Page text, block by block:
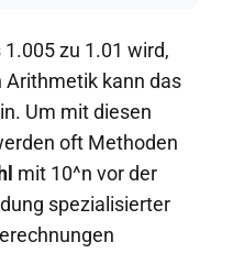
zu 1.01 wird,
Arithmetik kann das
Um mit diesen
oft Methoden
mit 10^n vor der
spezialisierter